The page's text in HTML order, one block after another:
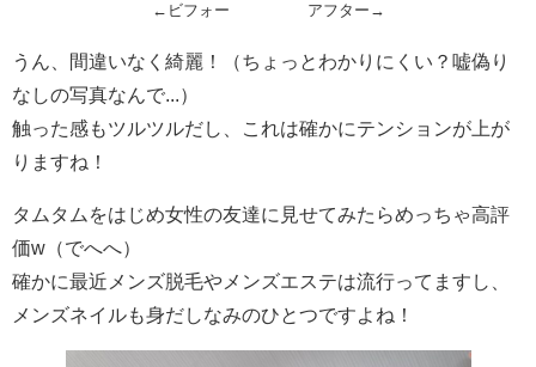
←ビフォー アフター→
うん、間違いなく綺麗！（ちょっとわかりにくい？嘘偽り
なしの写真なんで...）
触った感もツルツルだし、これは確かにテンションが上が
りますね！
タムタムをはじめ女性の友達に見せてみたらめっちゃ高評
価w（でへへ）
確かに最近メンズ脱毛やメンズエステは流行ってますし、
メンズネイルも身だしなみのひとつですよね！